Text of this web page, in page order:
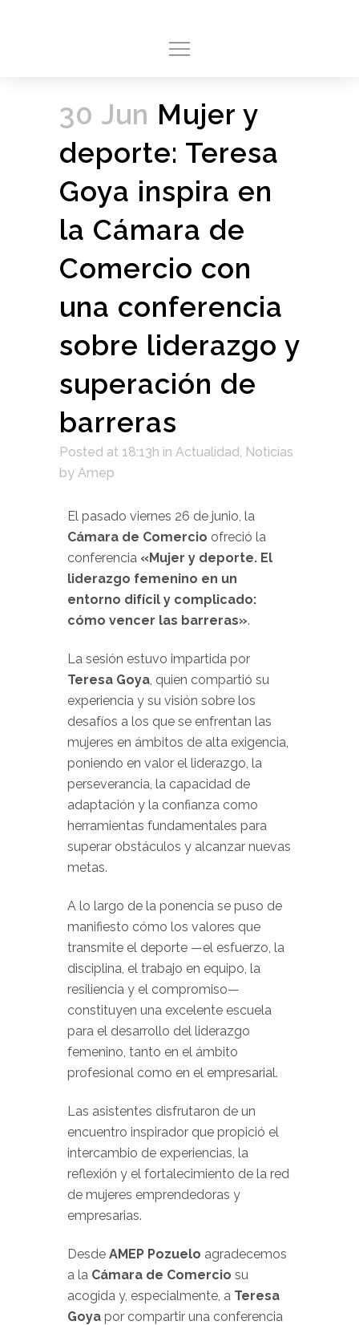
30 Jun Mujer y
deporte: Teresa
Goya inspira en
la Cámara de
Comercio con
una conferencia
sobre liderazgo y
superación de
barreras
Posted at 18:13h in Actualidad, Noticias
by Amep
El pasado viernes 26 de junio, la
Cámara de Comercio ofreció la
conferencia «Mujer y deporte. El
liderazgo femenino en un
entorno difícil y complicado:
cómo vencer las barreras».
La sesión estuvo impartida por
Teresa Goya, quien compartió su
experiencia y su visión sobre los
desafíos a los que se enfrentan las
mujeres en ámbitos de alta exigencia,
poniendo en valor el liderazgo, la
perseverancia, la capacidad de
adaptación y la confianza como
herramientas fundamentales para
superar obstáculos y alcanzar nuevas
metas.
A lo largo de la ponencia se puso de
manifiesto cómo los valores que
transmite el deporte —el esfuerzo, la
disciplina, el trabajo en equipo, la
resiliencia y el compromiso—
constituyen una excelente escuela
para el desarrollo del liderazgo
femenino, tanto en el ámbito
profesional como en el empresarial.
Las asistentes disfrutaron de un
encuentro inspirador que propició el
intercambio de experiencias, la
reflexión y el fortalecimiento de la red
de mujeres emprendedoras y
empresarias.
Desde AMEP Pozuelo agradecemos
a la Cámara de Comercio su
acogida y, especialmente, a Teresa
Goya por compartir una conferencia